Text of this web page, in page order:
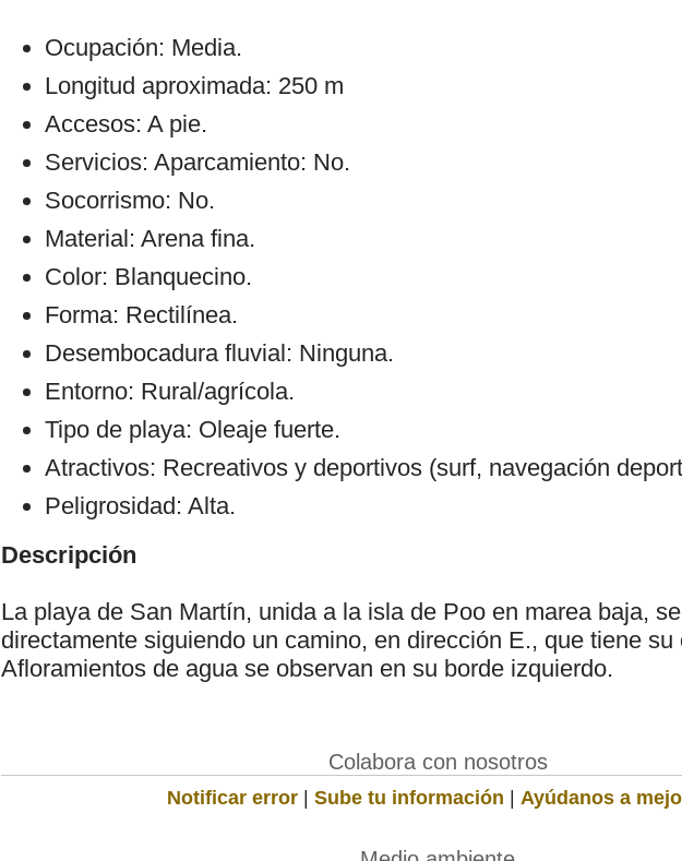
Ocupación: Media.
Longitud aproximada: 250 m
Accesos: A pie.
Servicios: Aparcamiento: No.
Socorrismo: No.
Material: Arena fina.
Color: Blanquecino.
Forma: Rectilínea.
Desembocadura fluvial: Ninguna.
Entorno: Rural/agrícola.
Tipo de playa: Oleaje fuerte.
Atractivos: Recreativos y deportivos (surf, navegación
Peligrosidad: Alta.
Descripción
La playa de San Martín, unida a la isla de Poo en marea baja,
directamente siguiendo un camino, en dirección E., que tiene
Afloramientos de agua se observan en su borde izquierdo.
Colabora con nosotros
Notificar error | Sube tu información | Ayúdanos a